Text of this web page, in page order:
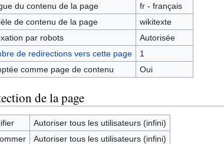
du contenu de la page
fr - français
de contenu de la page
wikitexte
par robots
Autorisée
de redirections vers cette page
1
comme page de contenu
Oui
de la page
Autoriser tous les utilisateurs (infini)
Autoriser tous les utilisateurs (infini)